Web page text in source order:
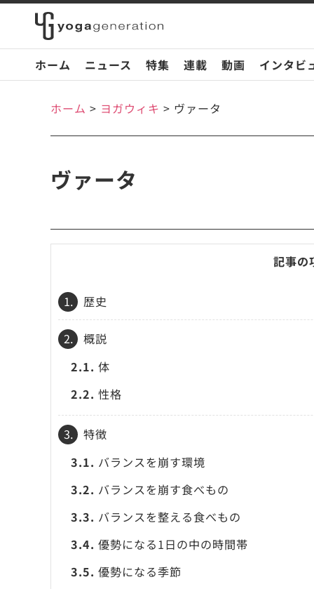
ホーム ニュース 特集 連載 動画 インタビ
ホーム > ヨガウィキ > ヴァータ
ヴァータ
記事の
1. 歴史
2.
概説
2.1. 体
2.2. 性格
3.
特徴
3.1. バランスを崩す環境
3.2. バランスを崩す食べもの
3.3. バランスを整える食べもの
3.4. 優勢になる1日の中の時間帯
3.5. 優勢になる季節